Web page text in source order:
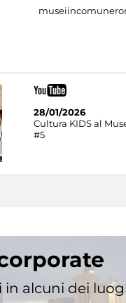
28/01/2026
Cultura KIDS al
#5
in alcuni dei